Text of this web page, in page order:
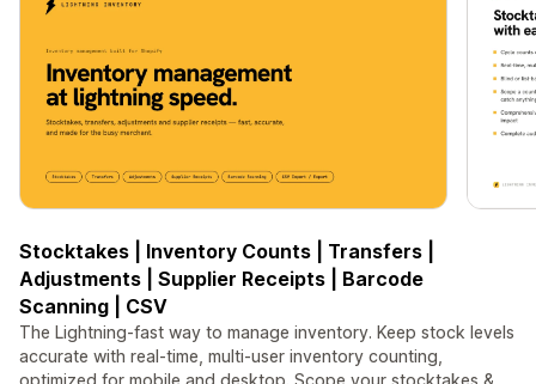
Stocktakes | Inventory Counts | Transfers |
Adjustments | Supplier Receipts | Barcode
Scanning | CSV
The Lightning-fast way to manage inventory. Keep stock levels
accurate with real-time, multi-user inventory counting,